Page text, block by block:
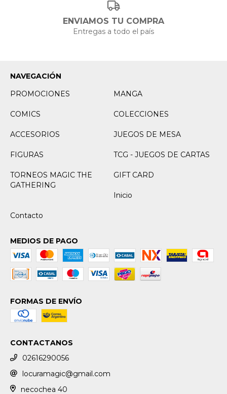
ENVIAMOS TU COMPRA
Entregas a todo el país
NAVEGACIÓN
PROMOCIONES
MANGA
COMICS COLECCIONES
ACCESORIOS JUEGOS DE MESA
FIGURAS TCG - JUEGOS DE CARTAS
TORNEOS MAGIC THE
GATHERING
GIFT CARD
Inicio
Contacto
MEDIOS DE PAGO
FORMAS DE ENVÍO
CONTACTANOS
02616290056
locuramagic@gmail.com
necochea 40